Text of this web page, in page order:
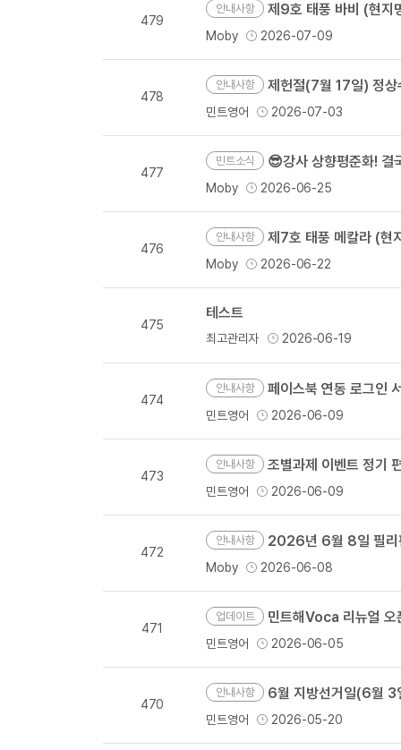
479
안내사항 제9호 태풍 바비 (현
Moby 2026-07-09
478
안내사항 제헌절(7월 17일) 정상
민트영어 2026-07-03
477
민트소식 😎강사 상향평준화! 결
Moby 2026-06-25
476
안내사항 제7호 태풍 메칼라 (
Moby 2026-06-22
475
테스트
최고관리자 2026-06-19
474
안내사항 페이스북 연동 로그인
민트영어 2026-06-09
473
안내사항 조별과제 이벤트 정기
민트영어 2026-06-09
472
안내사항 2026년 6월 8일 필리
Moby 2026-06-08
471
업데이트 민트해Voca 리뉴얼 오
민트영어 2026-06-05
470
안내사항 6월 지방선거일(6월 3일
민트영어 2026-05-20